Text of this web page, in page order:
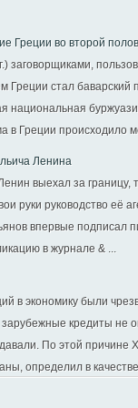
Греции во второй
заговорщиками,
Греции стал
национальная
в Греции происходило
Ленина
выехал за границу,
руки руководство её
впервые подписал
в журнале & ...
в экономику были
кредиты не
По этой причине
определил в